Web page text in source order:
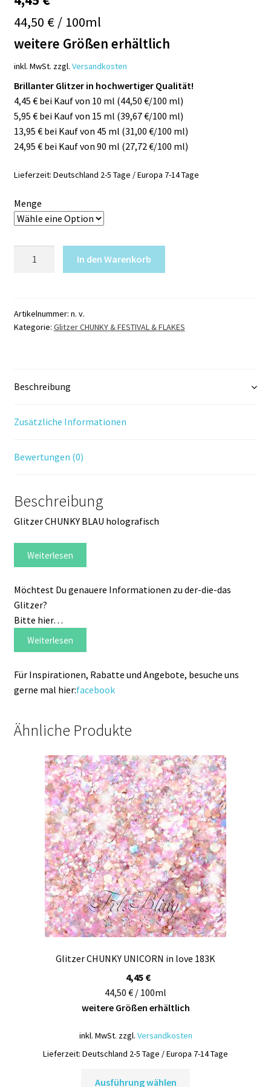
44,50 € / 100ml
weitere Größen erhältlich
inkl. MwSt. zzgl. Versandkosten
Brillanter Glitzer in hochwertiger Qualität!
4,45 € bei Kauf von 10 ml (44,50 €/100 ml)
5,95 € bei Kauf von 15 ml (39,67 €/100 ml)
13,95 € bei Kauf von 45 ml (31,00 €/100 ml)
24,95 € bei Kauf von 90 ml (27,72 €/100 ml)
Lieferzeit: Deutschland 2-5 Tage / Europa 7-14 Tage
Menge
151K
Menge
In den Warenkorb
Artikelnummer: n. v.
Kategorie: Glitzer CHUNKY & FESTIVAL & FLAKES
Beschreibung
Zusätzliche Informationen
Bewertungen (0)
Beschreibung
Glitzer CHUNKY BLAU holografisch
Weiterlesen
Möchtest Du genauere Informationen zu der-die-das
Glitzer?
Bitte hier…
Weiterlesen
Für Inspirationen, Rabatte und Angebote, besuche uns
gerne mal hier:facebook
Ähnliche Produkte
Glitzer CHUNKY UNICORN in love 183K
4,45 €
44,50 € / 100ml
weitere Größen erhältlich
inkl. MwSt. zzgl. Versandkosten
Lieferzeit: Deutschland 2-5 Tage / Europa 7-14 Tage
Ausführung wählen